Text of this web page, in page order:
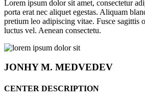
Lorem ipsum dolor sit amet, consectetur
porta erat nec aliquet egestas. Aliquam
pretium leo adipiscing vitae. Fusce sagittis
luctus vel. Aenean consectetu.
JONHYM. MEDVEDEV
CENTER DESCRIPTION